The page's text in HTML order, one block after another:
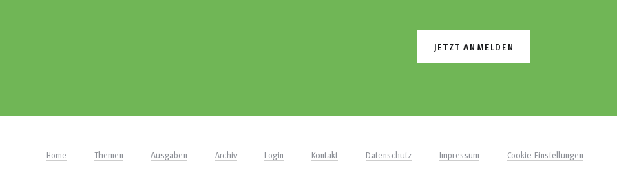
JETZT ANMELDEN
Home Themen Ausgaben Archiv Login Kontakt Datenschutz Impressum Cookie-Einstellungen